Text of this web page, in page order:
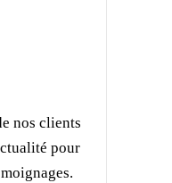
nos clients
pour